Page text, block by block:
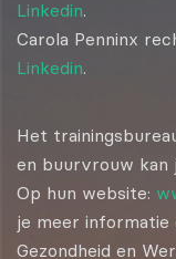
Linkedin.
Carola Penninx
Linkedin.
Het
en buurvrouw kan
Op hun website:
je meer informatie
Gezondheid en